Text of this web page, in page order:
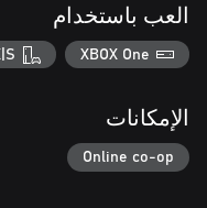
العب باستخدام
XBOX One
الإمكانات
Online co-op